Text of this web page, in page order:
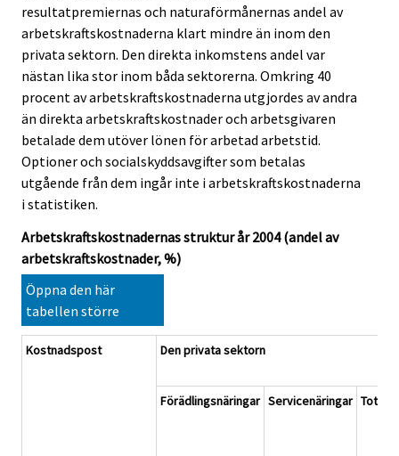
resultatpremiernas och naturaförmånernas andel av
arbetskraftskostnaderna klart mindre än inom den
privata sektorn. Den direkta inkomstens andel var
nästan lika stor inom båda sektorerna. Omkring 40
procent av arbetskraftskostnaderna utgjordes av andra
än direkta arbetskraftskostnader och arbetsgivaren
betalade dem utöver lönen för arbetad arbetstid.
Optioner och socialskyddsavgifter som betalas
utgående från dem ingår inte i arbetskraftskostnaderna
i statistiken.
Arbetskraftskostnadernas struktur år 2004 (andel av
arbetskraftskostnader, %)
Öppna den här
tabellen större
Kostnadspost Den privata sektorn
Förädlingsnäringar Servicenäringar Totalt